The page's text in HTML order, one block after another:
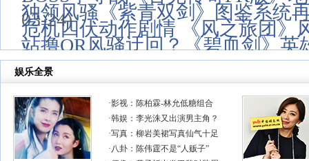
03-24)
独领风骚《紫青双剑》图鉴系统
危机四伏动作剧情 《风之旅团》
站撸OR风骚迂回？《碧血剑》英